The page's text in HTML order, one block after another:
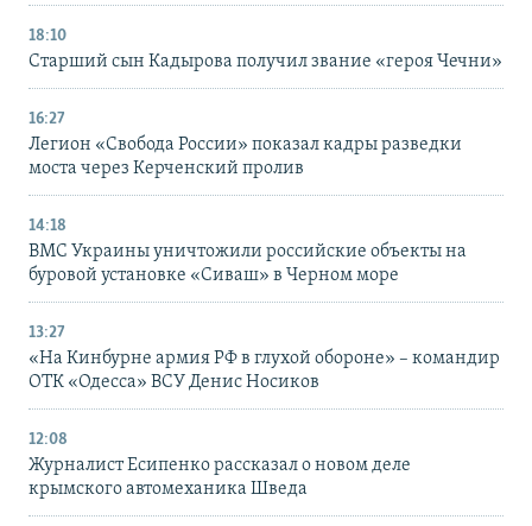
18:10
Старший сын Кадырова получил звание «героя Чечни»
16:27
Легион «Свобода России» показал кадры разведки
моста через Керченский пролив
14:18
ВМС Украины уничтожили российские объекты на
буровой установке «Сиваш» в Черном море
13:27
«На Кинбурне армия РФ в глухой обороне» – командир
ОТК «Одесса» ВСУ Денис Носиков
12:08
Журналист Есипенко рассказал о новом деле
крымского автомеханика Шведа